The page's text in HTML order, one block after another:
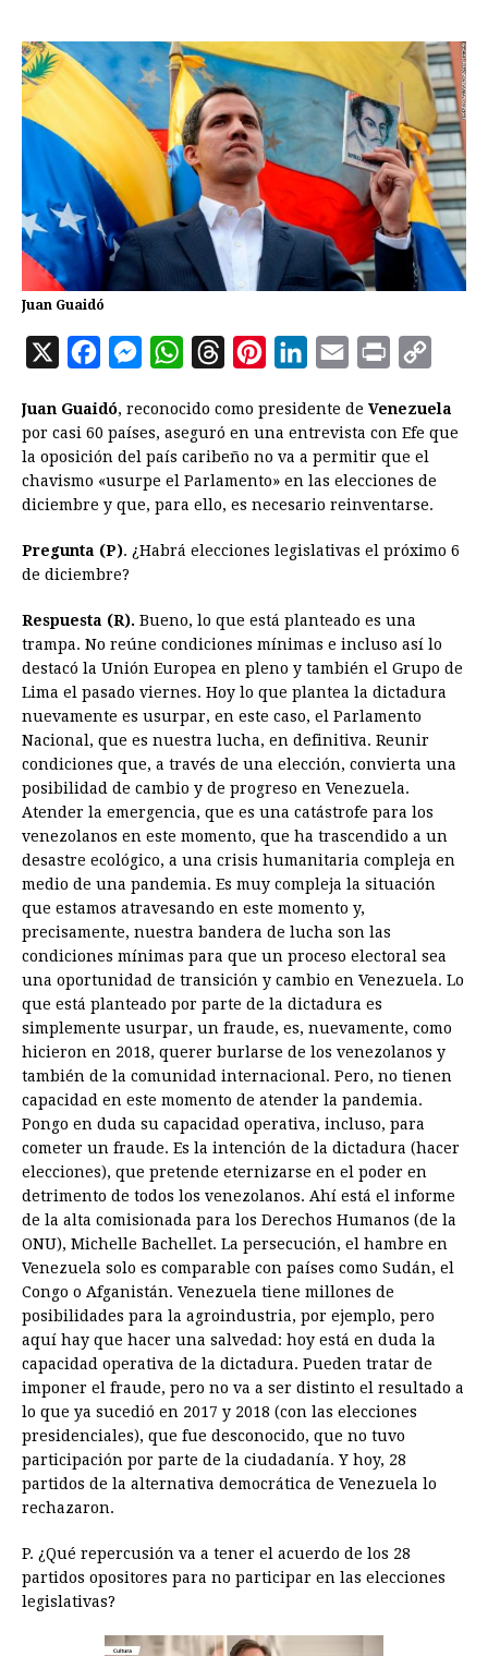
Juan Guaidó
X
c
e
b
o
o
k
M
s
s
e
n
g
r
W
a
t
s
A
p
r
e
a
d
s
n
t
e
r
e
t
n
k
e
d
I
a
i
l
i
n
t
p
L
i
n
Juan Guaidó, reconocido como presidente de Venezuela
por casi 60 países, aseguró en una entrevista con Efe que
la oposición del país caribeño no va a permitir que el
chavismo «usurpe el Parlamento» en las elecciones de
diciembre y que, para ello, es necesario reinventarse.
Pregunta (P). ¿Habrá elecciones legislativas el próximo 6
de diciembre?
Respuesta (R). Bueno, lo que está planteado es una
trampa. No reúne condiciones mínimas e incluso así lo
destacó la Unión Europea en pleno y también el Grupo de
Lima el pasado viernes. Hoy lo que plantea la dictadura
nuevamente es usurpar, en este caso, el Parlamento
Nacional, que es nuestra lucha, en definitiva. Reunir
condiciones que, a través de una elección, convierta una
posibilidad de cambio y de progreso en Venezuela.
Atender la emergencia, que es una catástrofe para los
venezolanos en este momento, que ha trascendido a un
desastre ecológico, a una crisis humanitaria compleja en
medio de una pandemia. Es muy compleja la situación
que estamos atravesando en este momento y,
precisamente, nuestra bandera de lucha son las
condiciones mínimas para que un proceso electoral sea
una oportunidad de transición y cambio en Venezuela. Lo
que está planteado por parte de la dictadura es
simplemente usurpar, un fraude, es, nuevamente, como
hicieron en 2018, querer burlarse de los venezolanos y
también de la comunidad internacional. Pero, no tienen
capacidad en este momento de atender la pandemia.
Pongo en duda su capacidad operativa, incluso, para
cometer un fraude. Es la intención de la dictadura (hacer
elecciones), que pretende eternizarse en el poder en
detrimento de todos los venezolanos. Ahí está el informe
de la alta comisionada para los Derechos Humanos (de la
ONU), Michelle Bachellet. La persecución, el hambre en
Venezuela solo es comparable con países como Sudán, el
Congo o Afganistán. Venezuela tiene millones de
posibilidades para la agroindustria, por ejemplo, pero
aquí hay que hacer una salvedad: hoy está en duda la
capacidad operativa de la dictadura. Pueden tratar de
imponer el fraude, pero no va a ser distinto el resultado a
lo que ya sucedió en 2017 y 2018 (con las elecciones
presidenciales), que fue desconocido, que no tuvo
participación por parte de la ciudadanía. Y hoy, 28
partidos de la alternativa democrática de Venezuela lo
rechazaron.
P. ¿Qué repercusión va a tener el acuerdo de los 28
partidos opositores para no participar en las elecciones
legislativas?